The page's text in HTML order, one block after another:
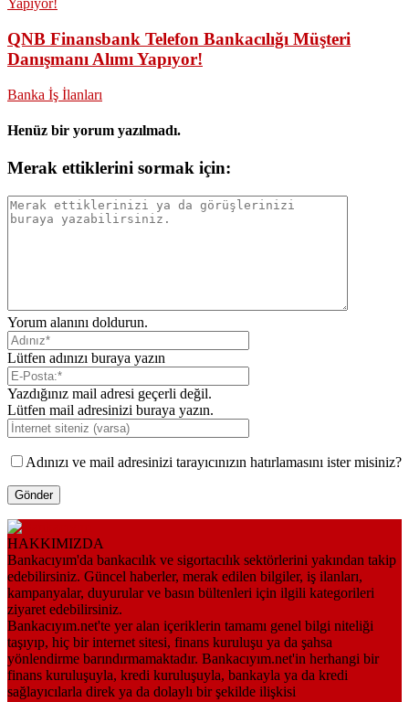
QNB Finansbank Telefon Bankacılığı Müşteri
Danışmanı Alımı Yapıyor!
Banka İş İlanları
Henüz bir yorum yazılmadı.
Merak ettiklerini sormak için:
Yorum alanını doldurun.
Lütfen adınızı buraya yazın
Yazdığınız mail adresi geçerli değil.
Lütfen mail adresinizi buraya yazın.
Adınızı ve mail adresinizi tarayıcınızın hatırlamasını ister misiniz?
HAKKIMIZDA
Bankacıyım'da bankacılık ve sigortacılık sektörlerini yakından takip
edebilirsiniz. Güncel haberler, merak edilen bilgiler, iş ilanları,
kampanyalar, duyurular ve basın bültenleri için ilgili kategorileri
ziyaret edebilirsiniz.
Bankacıyım.net'te yer alan içeriklerin tamamı genel bilgi niteliği
taşıyıp, hiç bir internet sitesi, finans kuruluşu ya da şahsa
yönlendirme barındırmamaktadır. Bankacıyım.net'in herhangi bir
finans kuruluşuyla, kredi kuruluşuyla, bankayla ya da kredi
sağlayıcılarla direk ya da dolaylı bir şekilde ilişkisi